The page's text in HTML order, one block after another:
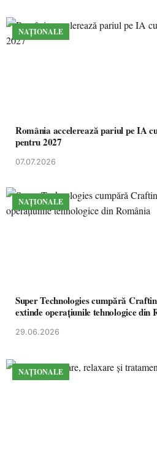
NAȚIONALE
România accelerează pariul pe IA
pentru 2027
07.07.2026
NAȚIONALE
Super Technologies cumpără
extinde operațiunile tehnologice din
29.06.2026
NAȚIONALE